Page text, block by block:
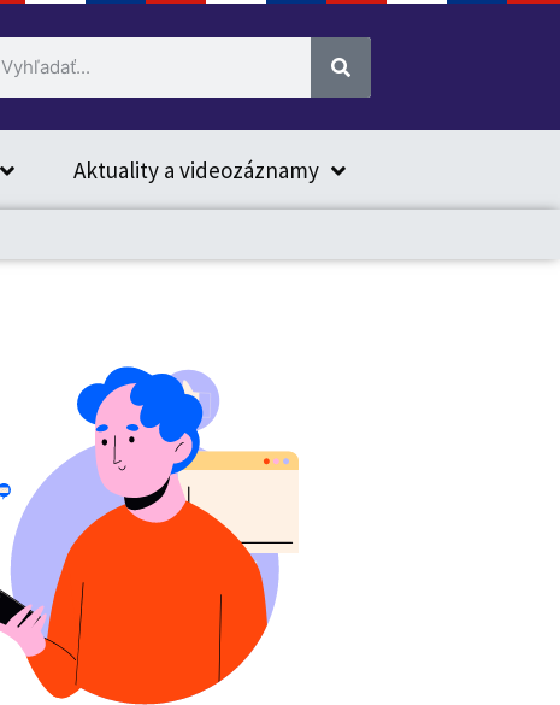
Aktuality a videozáznamy